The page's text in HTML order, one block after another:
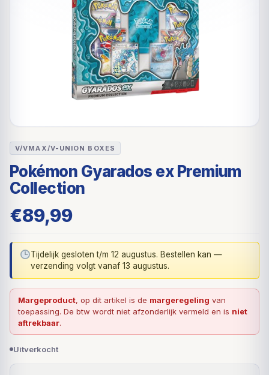
V/VMAX/V-UNION BOXES
Pokémon Gyarados ex Premium
Collection
€89,99
Tijdelijk gesloten t/m 12 augustus. Bestellen kan —
verzending volgt vanaf 13 augustus.
Margeproduct, op dit artikel is de margeregeling van
toepassing. De btw wordt niet afzonderlijk vermeld en is niet
aftrekbaar.
Uitverkocht